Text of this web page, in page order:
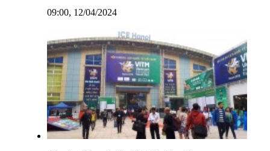
09:00, 12/04/2024